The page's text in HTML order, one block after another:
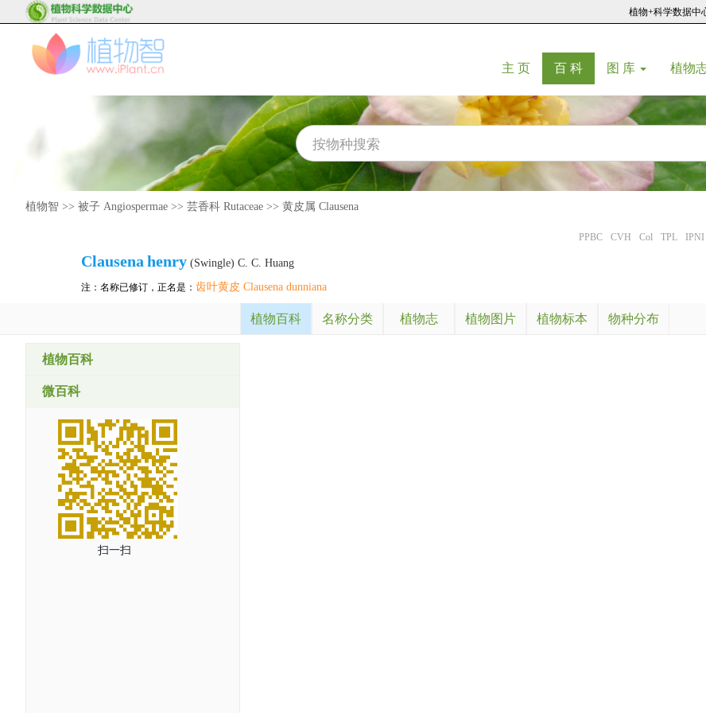
植物+科学数据中
主 页(current)
百 科(current)
图 库 植物
植物智 >> 被子 Angiospermae >> 芸香科 Rutaceae >> 黄皮属 Clausena
PPBC CVH Col TPL IPNI
Clausena henry (Swingle) C. C. Huang
注：名称已修订，正名是： 齿叶黄皮 Clausena dunniana
植物百科 名称分类 植物志 植物图片 植物标本 物种分布
植物百科
微百科
扫一扫